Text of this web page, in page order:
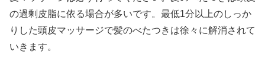
の過剰皮脂に依る場合が多いです。最低1分以上のしっか
りした頭皮マッサージで髪のべたつきは徐々に解消されて
いきます。